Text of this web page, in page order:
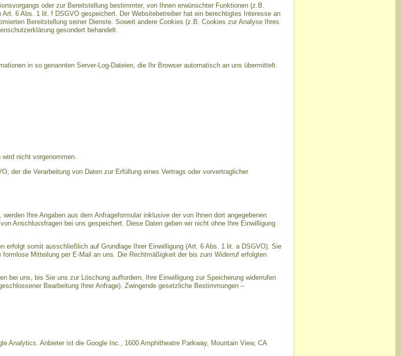
oder zur Bereitstellung bestimmter, von Ihnen erwünschter Funktionen (z.B.
6 Abs. 1 lit. f DSGVO gespeichert. Der Websitebetreiber hat ein berechtigtes Interesse an
Bereitstellung seiner Dienste. Soweit andere Cookies (z.B. Cookies zur Analyse Ihres
gesondert behandelt.
in so genannten Server-Log-Dateien, die Ihr Browser automatisch an uns übermittelt.
nicht vorgenommen.
der die Verarbeitung von Daten zur Erfüllung eines Vertrags oder vorvertraglicher
Ihre Angaben aus dem Anfrageformular inklusive der von Ihnen dort angegebenen
Anschlussfragen bei uns gespeichert. Diese Daten geben wir nicht ohne Ihre Einwilligung
erfolgt somit ausschließlich auf Grundlage Ihrer Einwilligung (Art. 6 Abs. 1 lit. a DSGVO). Sie
Mitteilung per E-Mail an uns. Die Rechtmäßigkeit der bis zum Widerruf erfolgten
bei uns, bis Sie uns zur Löschung auffordern, Ihre Einwilligung zur Speicherung widerrufen
Bearbeitung Ihrer Anfrage). Zwingende gesetzliche Bestimmungen –
Analytics. Anbieter ist die Google Inc., 1600 Amphitheatre Parkway, Mountain View, CA